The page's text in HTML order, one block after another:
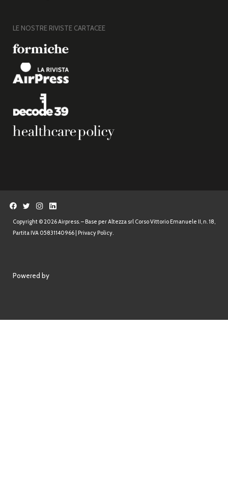
LE NOSTRE RIVISTE CARTACEE
Copyright © 2026 Airpress. – Base per Altezza srl Corso Vittorio Emanuele II, n. 18,
Partita IVA 05831140966 | Privacy Policy.
Powered by